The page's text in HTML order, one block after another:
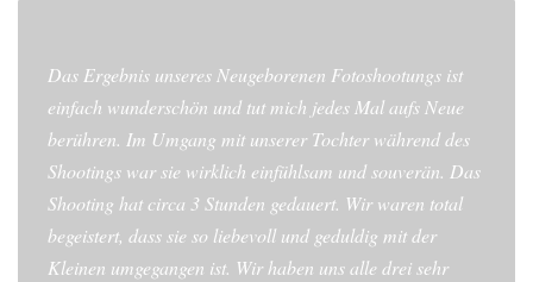
Das Ergebnis unseres Neugeborenen Fotoshootungs ist
einfach wunderschön und tut mich jedes Mal aufs Neue
berühren. Im Umgang mit unserer Tochter während des
Shootings war sie wirklich einfühlsam und souverän. Das
Shooting hat circa 3 Stunden gedauert. Wir waren total
begeistert, dass sie so liebevoll und geduldig mit der
Kleinen umgegangen ist. Wir haben uns alle drei sehr